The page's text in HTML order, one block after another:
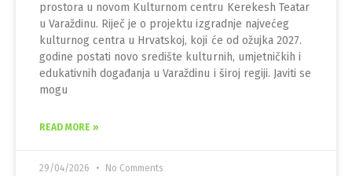
prostora u novom Kulturnom centru Kerekesh Teatar
u Varaždinu. Riječ je o projektu izgradnje najvećeg
kulturnog centra u Hrvatskoj, koji će od ožujka 2027.
godine postati novo središte kulturnih, umjetničkih i
edukativnih događanja u Varaždinu i široj regiji. Javiti se
mogu
READ MORE »
29/04/2026 No Comments